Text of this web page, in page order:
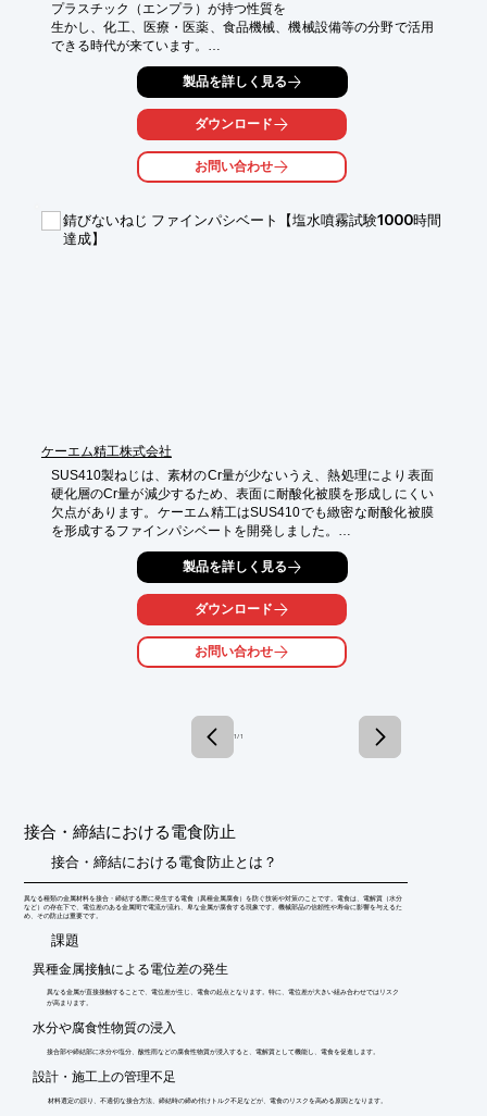
プラスチック（エンプラ）が持つ性質を
生かし、化工、医療・医薬、食品機械、機械設備等の分野で活用
できる時代が来ています。
対応材質：PEEK、PPS、PVDF、PP、RENY、PVC、NYLON、
PTFE、PEI、TPI、PPGF、PEEK+GF等
ねじ、ナット、ワッシャー等の締結部品、エンプラベアリング、
複合板、糸などの製品も規格化して
あり、ラインアップしております。
この以外に図面により、プレス加工、切削加工を行いまた特注品
も請け賜わっております。
湾からお届けします。
詳細はカタログをダウンロードしてご覧ください。
製品を詳しく見る
ダウンロード
お問い合わせ
錆びないねじ ファインパシベート【塩水噴霧試験1000時間
達成】
ケーエム精工株式会社
SUS410製ねじは、素材のCr量が少ないうえ、熱処理により表面
硬化層のCr量が減少するため、表面に耐酸化被膜を形成しにくい
欠点があります。ケーエム精工はSUS410でも緻密な耐酸化被膜
を形成するファインパシベートを開発しました。
■素材は一般のSUS410のため、強度、物性は従来と同一
■特殊なコーティング処理無しで塩水噴霧試験1000時間を達成
(大阪府立産業技術総合研究所にて試験し確認)
■自社パシベート処理設備で徹底した品質管理
※詳細は資料請求して頂くかダウンロードからPDFデータをご覧
製品を詳しく見る
ダウンロード
お問い合わせ
1 / 1
接合・締結における電食防止
接合・締結における電食防止とは？
異なる種類の金属材料を接合・締結する際に発生する電食（異種金属腐食）を防ぐ技術や対策のことです。電食は、電解質（水分
など）の存在下で、電位差のある金属間で電流が流れ、卑な金属が腐食する現象です。機械部品の信頼性や寿命に影響を与えるた
め、その防止は重要です。
​課題
異種金属接触による電位差の発生
異なる金属が直接接触することで、電位差が生じ、電食の起点となります。特に、電位差が大きい組み合わせではリスク
が高まります。
水分や腐食性物質の浸入
接合部や締結部に水分や塩分、酸性雨などの腐食性物質が浸入すると、電解質として機能し、電食を促進します。
設計・施工上の管理不足
材料選定の誤り、不適切な接合方法、締結時の締め付けトルク不足などが、電食のリスクを高める原因となります。